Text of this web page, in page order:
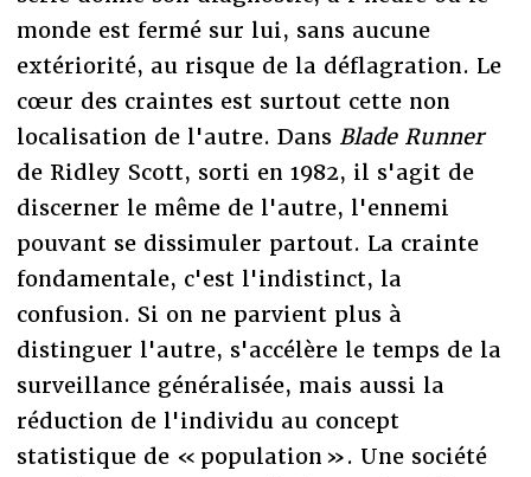
monde est fermé sur lui, sans aucune
extériorité, au risque de la déflagration. Le
cœur des craintes est surtout cette non
localisation de l'autre. Dans Blade Runner
de Ridley Scott, sorti en 1982, il s'agit de
discerner le même de l'autre, l'ennemi
pouvant se dissimuler partout. La crainte
fondamentale, c'est l'indistinct, la
confusion. Si on ne parvient plus à
distinguer l'autre, s'accélère le temps de la
surveillance généralisée, mais aussi la
réduction de l'individu au concept
statistique de « population ». Une société